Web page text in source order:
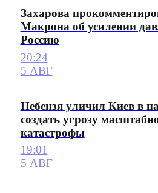
Захарова
Макрона об усилении
Россию
20:24
5 АВГ
Небензя уличил Киев в
создать угрозу
катастрофы
19:01
5 АВГ